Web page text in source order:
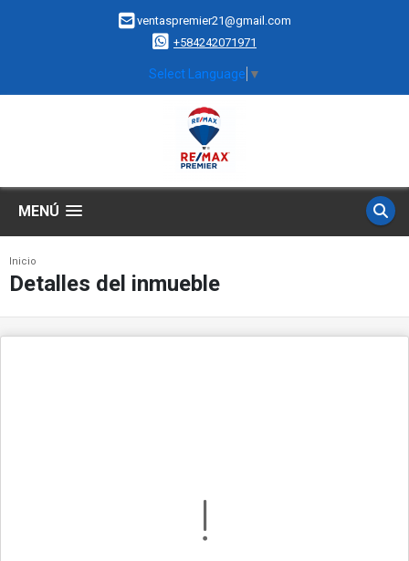
ventaspremier21@gmail.com
+584242071971
Select Language ▼
MENÚ
Inicio
Detalles del inmueble